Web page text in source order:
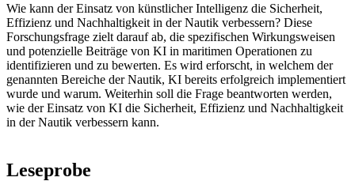
Wie kann der Einsatz von künstlicher Intelligenz die Sicherheit,
Effizienz und Nachhaltigkeit in der Nautik verbessern? Diese
Forschungsfrage zielt darauf ab, die spezifischen Wirkungsweisen
und potenzielle Beiträge von KI in maritimen Operationen zu
identifizieren und zu bewerten. Es wird erforscht, in welchem der
genannten Bereiche der Nautik, KI bereits erfolgreich implementiert
wurde und warum. Weiterhin soll die Frage beantworten werden,
wie der Einsatz von KI die Sicherheit, Effizienz und Nachhaltigkeit
in der Nautik verbessern kann.
Leseprobe